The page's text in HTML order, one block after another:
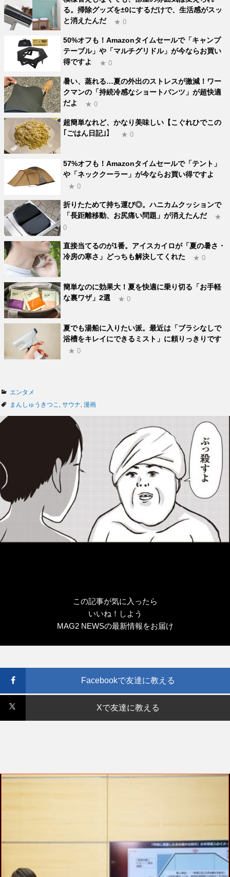
る。掃除グッズを±0にするだけで、生活感がスッ
と消えたんだ
★ 0
50%オフも！Amazonタイムセールで「キャンプ
テーブル」や「マルチグリドル」が今ならお買い
得ですよ
★ 0
暑い、蒸れる…夏の外出のストレスが激減！ワー
クマンの「持続冷感なショートパンツ」が超快適
だよ
★ 0
超簡単なれど、かなり美味しい【こぐれひでこの
｢ごはん日記｣】
★ 0
57%オフも！Amazonタイムセールで「テント」
や「ネッククーラー」が今ならお買い得ですよ
★ 0
折りたためて持ち運び◎。ハニカムクッションで
「長距離移動、お尻痛い問題」が消えたんだ
★
0
直接当てるのが1番。アイスカイロが「夏の暑さ・
冷房の寒さ」どっちも解決してくれた
★ 0
簡単なのに効果大！夏を快適に乗り切る「お手軽
な裏ワザ」2選
★ 0
夏でも湯船に入りたい派。最近は「ブラシなしで
浴槽をキレイにできるミスト」に頼りっきりです
★ 0
カ
テ
エンタメ
タ
まんしゅうきつこ サウナ 漫画
この記事が気に入ったら
いいね！しよう
MAG2 NEWSの最新情報をお届け
Facebookで友達に教える
Xで友達に教える